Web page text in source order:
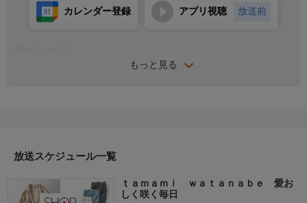
もっと見る
カレンダー登録 アプリ視聴 放送前
＊ライブ放送につき、番組および商品内容に変更が生じる場合も
ＨＰ：https://www.shopch.jp
放送スケジュール一覧
ｔａｍａｍｉ ｗａｔａｎａｂｅ 愛お
しく咲く毎日